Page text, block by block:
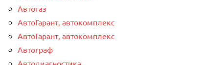
Автогаз
АвтоГарант, автокомплекс
АвтоГарант, автокомплекс
Автограф
Автодиагностика